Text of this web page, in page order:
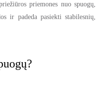
priemones nuo spuogų,
ir padeda pasiekti stabilesnių,